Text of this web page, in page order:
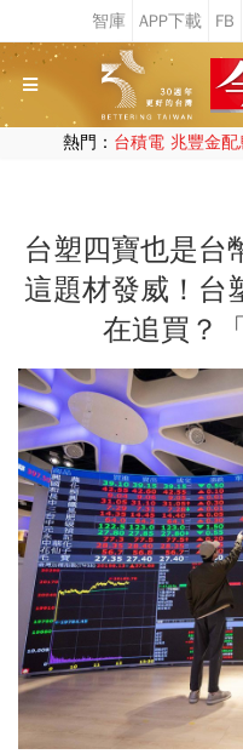
熱門： 台積電 兆豐金配
台塑四寶也是台
這題材發威！
在追買？